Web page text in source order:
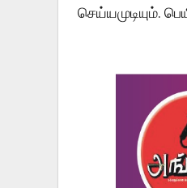
செய்யமுடியும்.